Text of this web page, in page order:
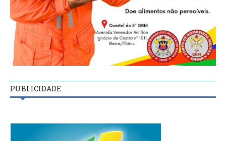
PUBLICIDADE